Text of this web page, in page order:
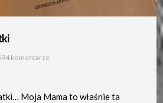
komentarze
Moja Mama to właśnie ta